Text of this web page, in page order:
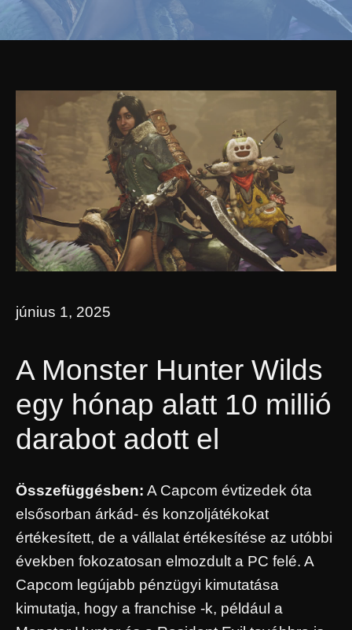
június 1, 2025
A Monster Hunter Wilds
egy hónap alatt 10 millió
darabot adott el
Összefüggésben: A Capcom évtizedek óta
elsősorban árkád- és konzoljátékokat
értékesített, de a vállalat értékesítése az utóbbi
években fokozatosan elmozdult a PC felé. A
Capcom legújabb pénzügyi kimutatása
kimutatja, hogy a franchise -k, például a